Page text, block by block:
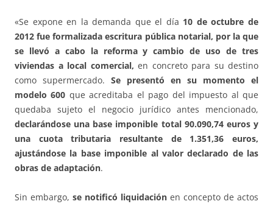
«Se expone en la demanda que el día 10 de octubre de
2012 fue formalizada escritura pública notarial, por la que
se llevó a cabo la reforma y cambio de uso de tres
viviendas a local comercial, en concreto para su destino
como supermercado. Se presentó en su momento el
modelo 600 que acreditaba el pago del impuesto al que
quedaba sujeto el negocio jurídico antes mencionado,
declarándose una base imponible total 90.090,74 euros y
una cuota tributaria resultante de 1.351,36 euros,
ajustándose la base imponible al valor declarado de las
obras de adaptación.
Sin embargo, se notificó liquidación en concepto de actos